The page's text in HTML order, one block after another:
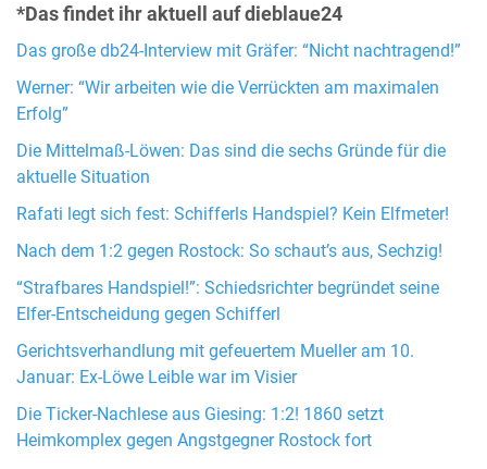
*Das findet ihr aktuell auf dieblaue24
Das große db24-Interview mit Gräfer: “Nicht nachtragend!”
Werner: “Wir arbeiten wie die Verrückten am maximalen
Erfolg”
Die Mittelmaß-Löwen: Das sind die sechs Gründe für die
aktuelle Situation
Rafati legt sich fest: Schifferls Handspiel? Kein Elfmeter!
Nach dem 1:2 gegen Rostock: So schaut’s aus, Sechzig!
“Strafbares Handspiel!”: Schiedsrichter begründet seine
Elfer-Entscheidung gegen Schifferl
Gerichtsverhandlung mit gefeuertem Mueller am 10.
Januar: Ex-Löwe Leible war im Visier
Die Ticker-Nachlese aus Giesing: 1:2! 1860 setzt
Heimkomplex gegen Angstgegner Rostock fort